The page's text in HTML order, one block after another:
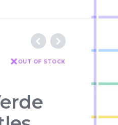
OUT OF STOCK